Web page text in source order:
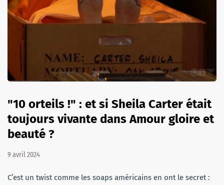
"10 orteils !" : et si Sheila Carter était
toujours vivante dans Amour gloire et
beauté ?
9 avril 2024
C’est un twist comme les soaps américains en ont le secret :